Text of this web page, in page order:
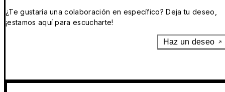
¿Te gustaría una colaboración en específico? Deja tu deseo,
¡estamos aquí para escucharte!
Haz un deseo